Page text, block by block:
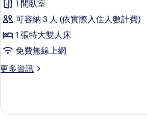
床,
海
景
的
所
片
人
床,
海
景
的
情
客
房,
1
張
特
雙
1 間臥室
可容納 3 人 (依實際入住人數計費)
1 張特大雙人床
免費無線上網
更多資訊
更
客